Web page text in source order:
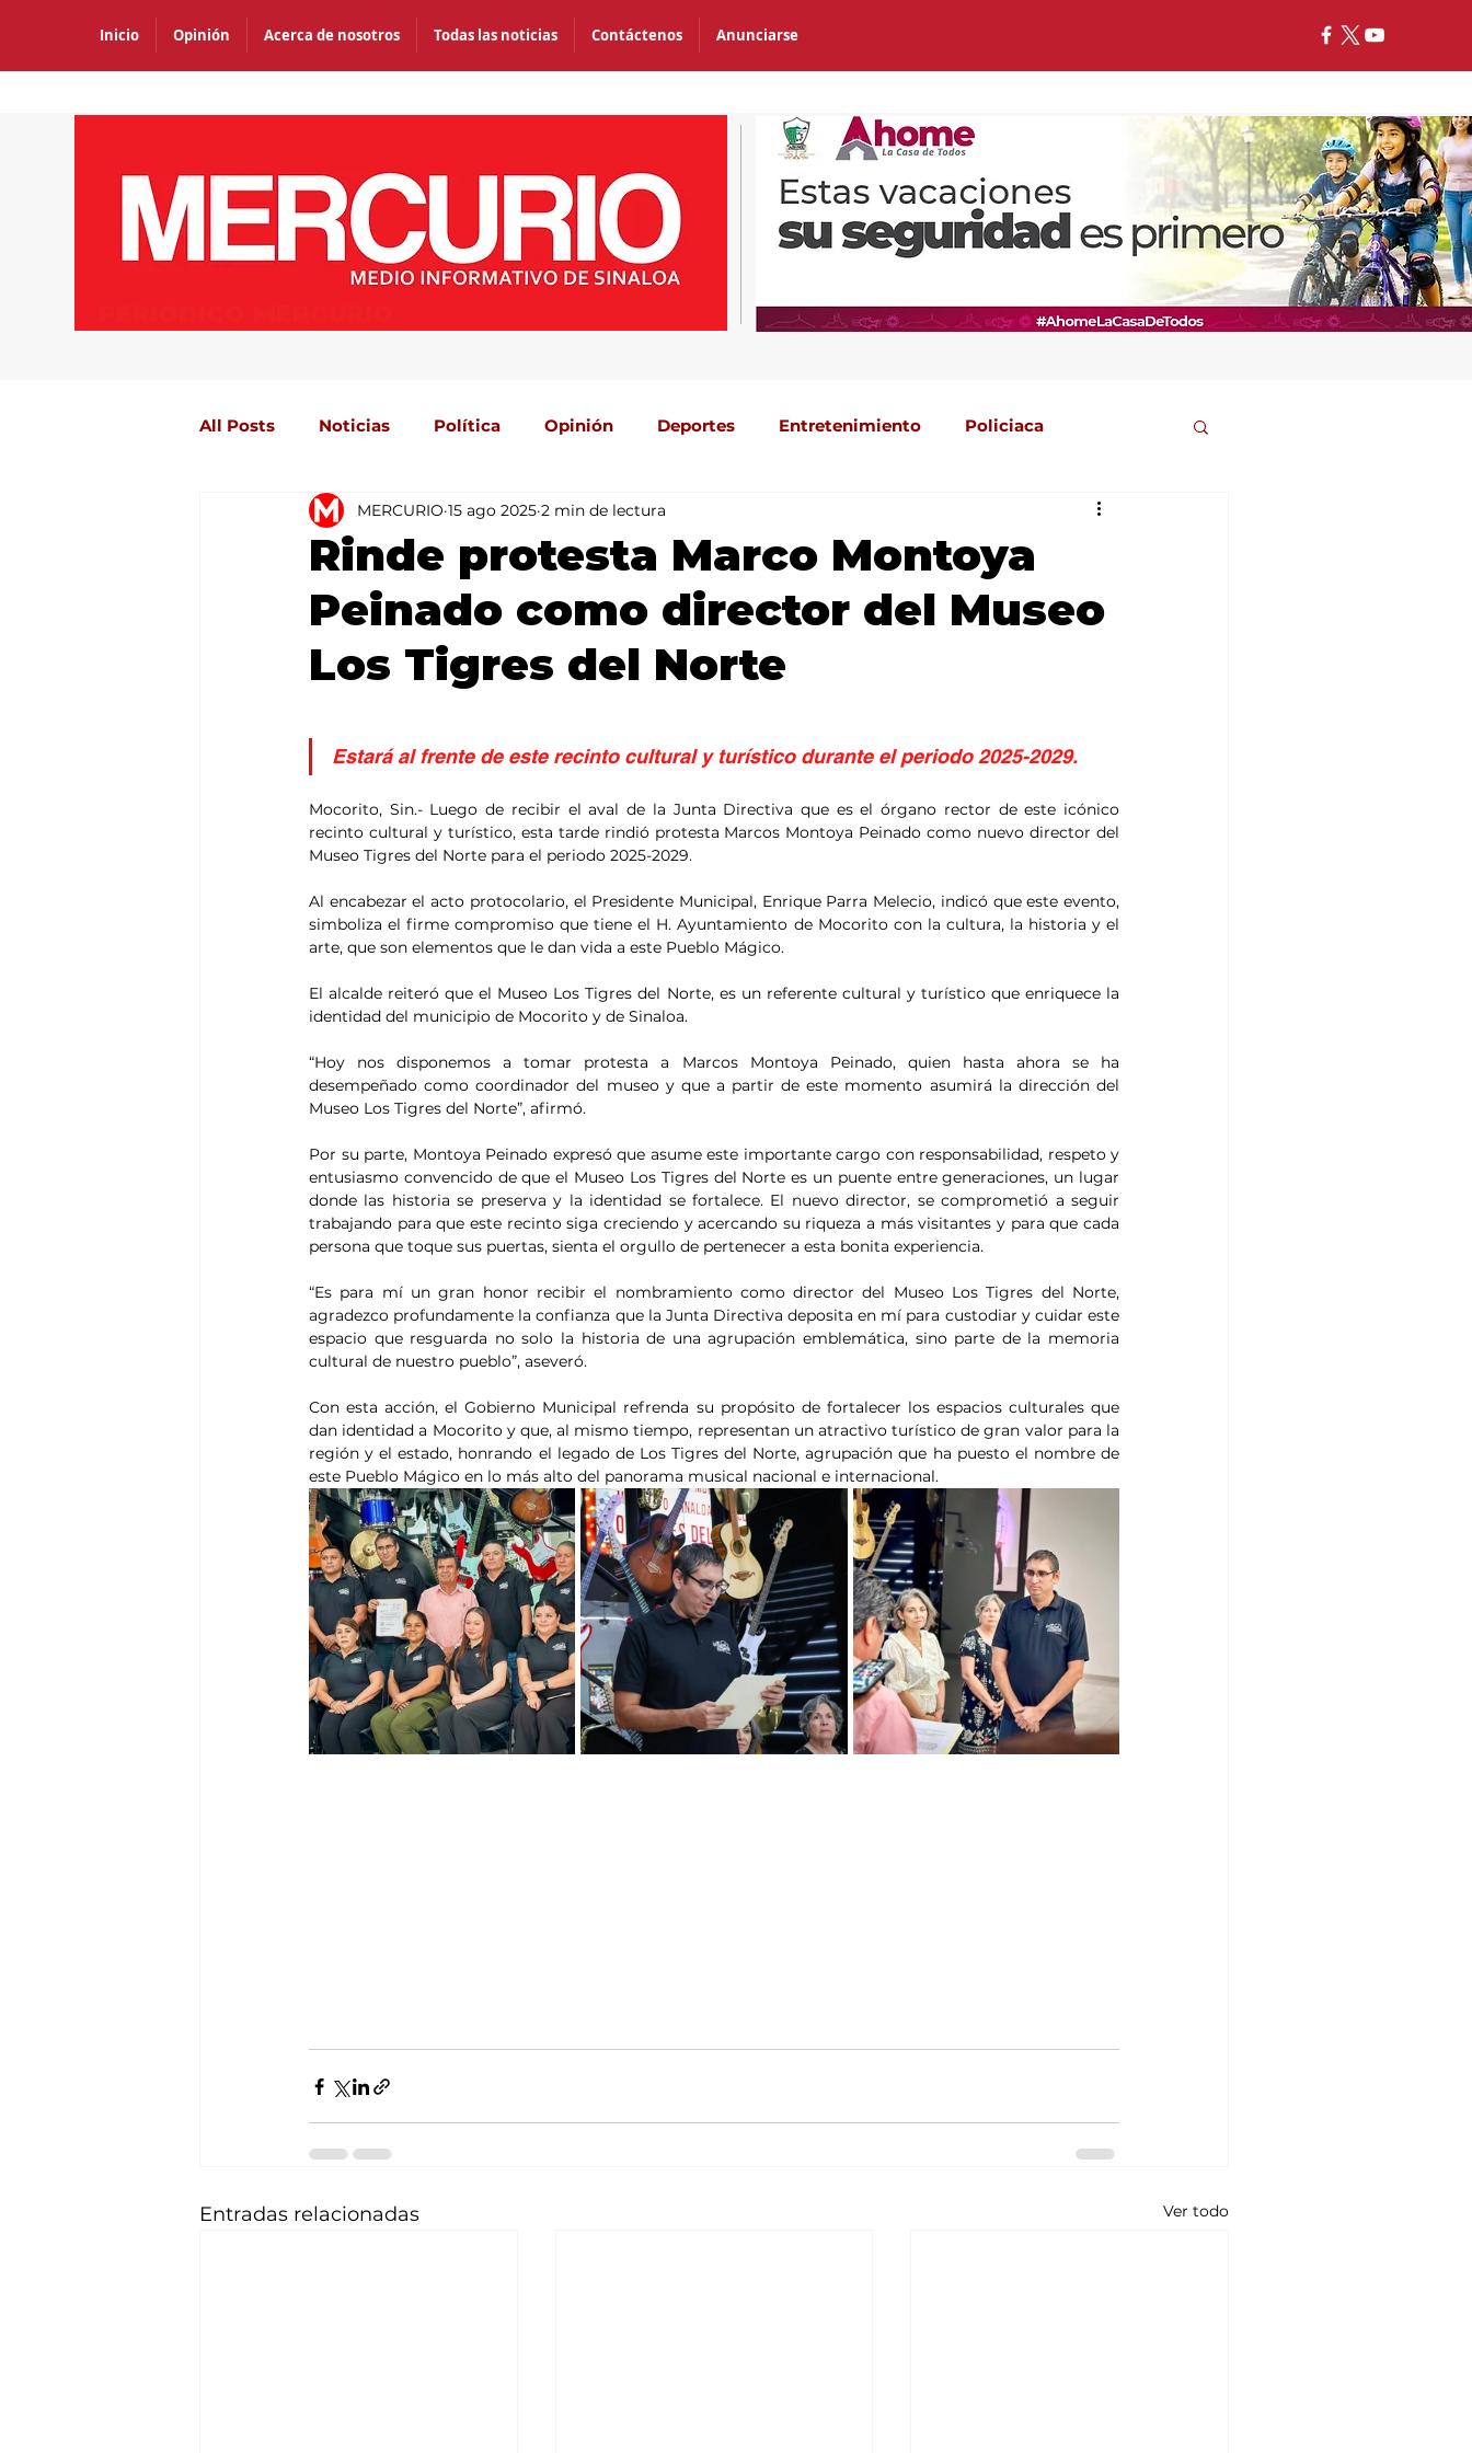
Inicio Opinión Acerca de nosotros Todas las noticias Contáctenos Anunciarse
All Posts Noticias Política Opinión Deportes Entretenimiento Policiaca
Agricultura México Mundo Portada 2
Rinde protesta Marco Montoya
Peinado como director del Museo
Los Tigres del Norte
MERCURIO 15 ago 2025 2 min de lectura
Estará al frente de este recinto cultural y turístico durante el periodo 2025-2029.
Mocorito, Sin.- Luego de recibir el aval de la Junta Directiva que es el órgano rector de este icónico
recinto cultural y turístico, esta tarde rindió protesta Marcos Montoya Peinado como nuevo director del
Museo Tigres del Norte para el periodo 2025-2029.
Al encabezar el acto protocolario, el Presidente Municipal, Enrique Parra Melecio, indicó que este evento,
simboliza el firme compromiso que tiene el H. Ayuntamiento de Mocorito con la cultura, la historia y el
arte, que son elementos que le dan vida a este Pueblo Mágico.
El alcalde reiteró que el Museo Los Tigres del Norte, es un referente cultural y turístico que enriquece la
identidad del municipio de Mocorito y de Sinaloa.
“Hoy nos disponemos a tomar protesta a Marcos Montoya Peinado, quien hasta ahora se ha
desempeñado como coordinador del museo y que a partir de este momento asumirá la dirección del
Museo Los Tigres del Norte”, afirmó.
Por su parte, Montoya Peinado expresó que asume este importante cargo con responsabilidad, respeto y
entusiasmo convencido de que el Museo Los Tigres del Norte es un puente entre generaciones, un lugar
donde las historia se preserva y la identidad se fortalece. El nuevo director, se comprometió a seguir
trabajando para que este recinto siga creciendo y acercando su riqueza a más visitantes y para que cada
persona que toque sus puertas, sienta el orgullo de pertenecer a esta bonita experiencia.
“Es para mí un gran honor recibir el nombramiento como director del Museo Los Tigres del Norte,
agradezco profundamente la confianza que la Junta Directiva deposita en mí para custodiar y cuidar este
espacio que resguarda no solo la historia de una agrupación emblemática, sino parte de la memoria
cultural de nuestro pueblo”, aseveró.
Con esta acción, el Gobierno Municipal refrenda su propósito de fortalecer los espacios culturales que
dan identidad a Mocorito y que, al mismo tiempo, representan un atractivo turístico de gran valor para la
región y el estado, honrando el legado de Los Tigres del Norte, agrupación que ha puesto el nombre de
este Pueblo Mágico en lo más alto del panorama musical nacional e internacional.
Entradas relacionadas Ver todo